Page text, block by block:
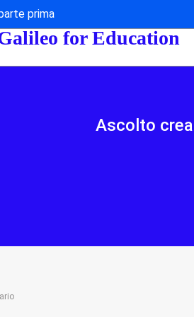
prima
for Education
Ascolto